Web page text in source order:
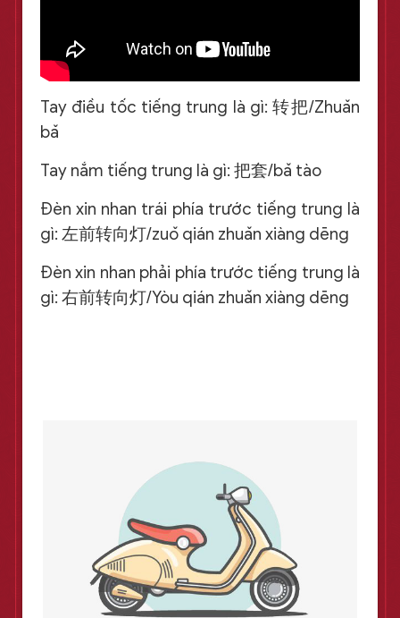
Tay điều tốc tiếng trung là gì: 转把/Zhuǎn
bǎ
Tay nắm tiếng trung là gì: 把套/bǎ tào
Đèn xin nhan trái phía trước tiếng trung là
gì: 左前转向灯/zuǒ qián zhuǎn xiàng dēng
Đèn xin nhan phải phía trước tiếng trung là
gì: 右前转向灯/Yòu qián zhuǎn xiàng dēng